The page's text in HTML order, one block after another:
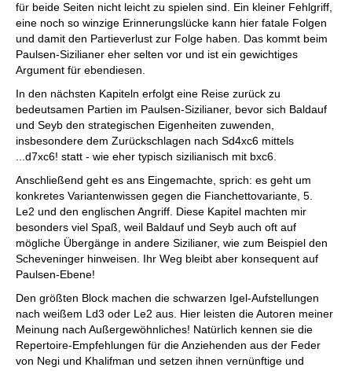
für beide Seiten nicht leicht zu spielen sind. Ein kleiner Fehlgriff,
eine noch so winzige Erinnerungslücke kann hier fatale Folgen
und damit den Partieverlust zur Folge haben. Das kommt beim
Paulsen-Sizilianer eher selten vor und ist ein gewichtiges
Argument für ebendiesen.
In den nächsten Kapiteln erfolgt eine Reise zurück zu
bedeutsamen Partien im Paulsen-Sizilianer, bevor sich Baldauf
und Seyb den strategischen Eigenheiten zuwenden,
insbesondere dem Zurückschlagen nach Sd4xc6 mittels
...d7xc6! statt - wie eher typisch sizilianisch mit bxc6.
Anschließend geht es ans Eingemachte, sprich: es geht um
konkretes Variantenwissen gegen die Fianchettovariante, 5.
Le2 und den englischen Angriff. Diese Kapitel machten mir
besonders viel Spaß, weil Baldauf und Seyb auch oft auf
mögliche Übergänge in andere Sizilianer, wie zum Beispiel den
Scheveninger hinweisen. Ihr Weg bleibt aber konsequent auf
Paulsen-Ebene!
Den größten Block machen die schwarzen Igel-Aufstellungen
nach weißem Ld3 oder Le2 aus. Hier leisten die Autoren meiner
Meinung nach Außergewöhnliches! Natürlich kennen sie die
Repertoire-Empfehlungen für die Anziehenden aus der Feder
von Negi und Khalifman und setzen ihnen vernünftige und